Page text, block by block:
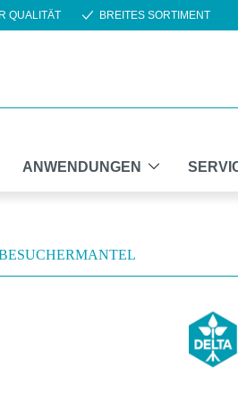
QUALITÄT BREITES SORTIMENT
ANWENDUNGEN